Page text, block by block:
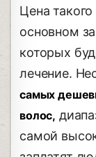
Цена
основном
которых
лечение.
самых
волос,
самой